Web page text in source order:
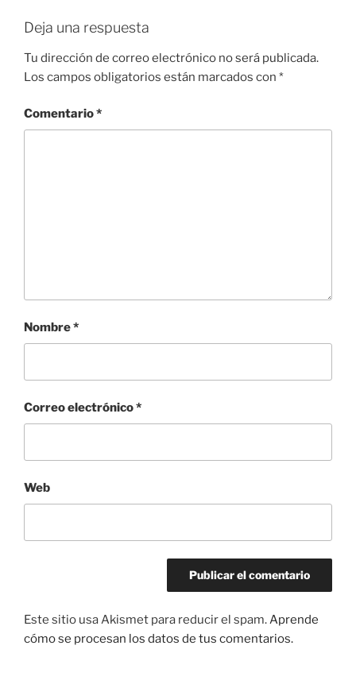
Deja una respuesta
Tu dirección de correo electrónico no será publicada.
Los campos obligatorios están marcados con *
Comentario*
Nombre*
Correo electrónico*
Web
Este sitio usa Akismet para reducir el spam.Aprende
cómo se procesan los datos de tus comentarios.